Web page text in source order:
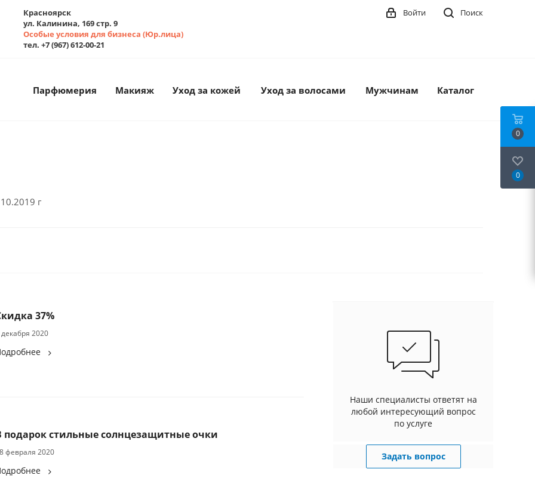
Красноярск
ул. Калинина, 169 стр. 9
Особые условия для бизнеса (Юр.лица)
тел. +7 (967) 612-00-21
Поиск
Войти
Парфюмерия Макияж Уход за кожей Уход за волосами Мужчинам Каталог
г
37%
2020
подарок стильные солнцезащитные очки
февраля 2020
Наши специалисты ответят на
любой интересующий вопрос
по услуге
Задать вопрос
0
0